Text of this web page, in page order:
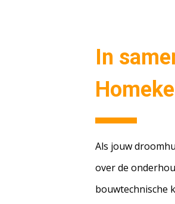
In
Als jouw
over de
bouwtechnische